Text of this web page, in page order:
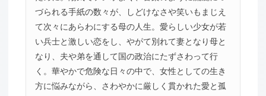
づられる手紙の数々が、しどけなさや笑いもまじえ
て次々にあらわにする母の人生。愛らしい少女が若
い兵士と激しい恋をし、やがて別れて妻となり母と
なり、夫や弟を通して国の政治にたずさわって行
く。華やかで危険な日々の中で、女性としての生き
方に悩みながら、さわやかに厳しく貫かれた愛と孤